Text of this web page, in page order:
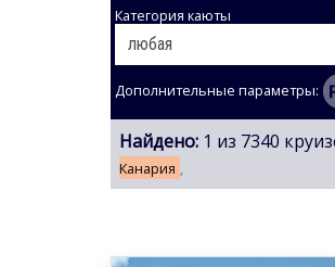
Категория каюты
Дополнительные параметры:
Найдено: 1 из 7340
Канария ,